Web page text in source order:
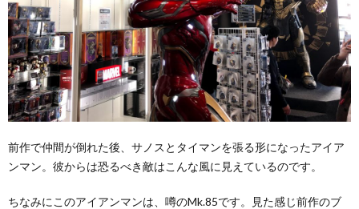
前作で仲間が倒れた後、サノスとタイマンを張る形になったアイア
ンマン。彼からは恐るべき敵はこんな風に見えているのです。
ちなみにこのアイアンマンは、噂のMk.85です。見た感じ前作のブ